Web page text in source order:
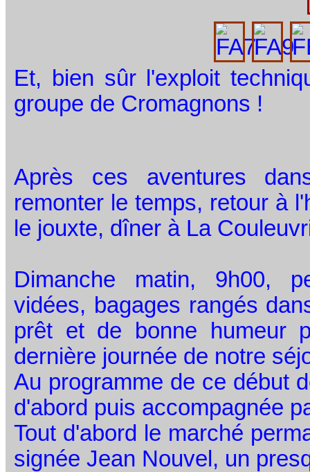
Et, bien sûr l'exploit
groupe de Cromagnons !
Après ces aventures
remonter le temps, retour à
le jouxte, dîner à La
Dimanche matin, 9h00,
vidées, bagages rangés
prêt et de bonne humeur
dernière journée de notre
Au programme de ce début
d'abord puis accompagnée
Tout d'abord le marché
signée Jean Nouvel, un